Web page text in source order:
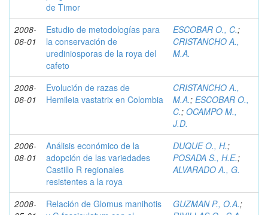
de Timor
2008-
06-01
Estudio de metodologías para
la conservación de
urediniosporas de la roya del
cafeto
ESCOBAR O., C.;
CRISTANCHO A.,
M.A.
2008-
06-01
Evolución de razas de
Hemileia vastatrix en Colombia
CRISTANCHO A.,
M.A.; ESCOBAR O.,
C.; OCAMPO M.,
J.D.
2006-
08-01
Análisis económico de la
adopción de las variedades
Castillo R regionales
resistentes a la roya
DUQUE O., H.;
POSADA S., H.E.;
ALVARADO A., G.
2008-
Relación de Glomus manihotis
GUZMAN P., O.A.;